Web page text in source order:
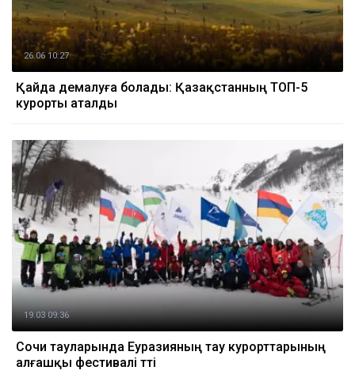
26.06 10:27
Қайда демалуға болады: Қазақстанның ТОП-5
курорты аталды
19.03 09:36
Сочи тауларында Еуразияның тау курорттарының
алғашқы фестивалі өтті